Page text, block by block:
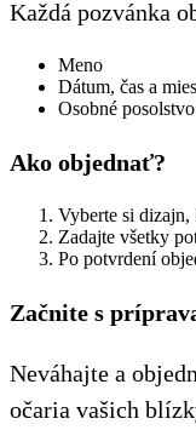
Každá pozvánka
Meno
Dátum, čas a
Osobné
Ako objednať?
Vyberte si
Zadajte všetky
Po potvrdení
Začnite s
Neváhajte a
očaria vašich